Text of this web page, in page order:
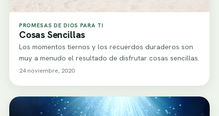
PROMESAS DE DIOS PARA TI
Cosas Sencillas
Los momentos tiernos y los recuerdos duraderos son
muy a menudo el resultado de disfrutar cosas sencillas.
24 noviembre, 2020